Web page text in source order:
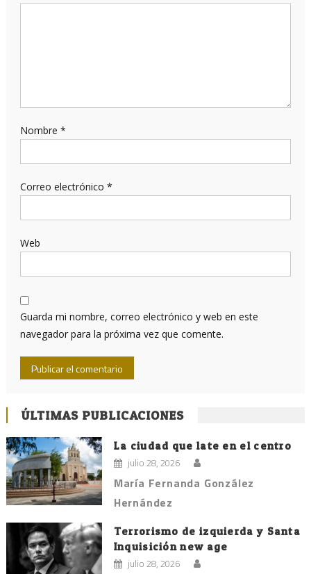
Nombre *
Correo electrónico *
Web
Guarda mi nombre, correo electrónico y web en este
navegador para la próxima vez que comente.
ÚLTIMAS PUBLICACIONES
La ciudad que late en el centro
julio 28, 2026
María Fernanda González
Hernández
Terrorismo de izquierda y Santa
Inquisición new age
julio 28, 2026